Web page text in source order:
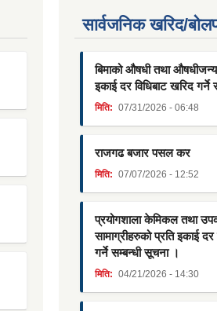
सार्वजनिक खरिद/
बिमाको औषधी तथा औषधीजन्य
इकाई दर विधिबाट खरिद गर्ने
मिति: 07/31/2026 - 06:48
राजगढ बजार पसल कर
मिति: 07/07/2026 - 12:52
प्रयोगशाला केमिकल तथा
सामाग्रीहरुको प्रति इकाई दर
गर्ने सम्बन्धी सूचना ।
मिति: 04/21/2026 - 14:30